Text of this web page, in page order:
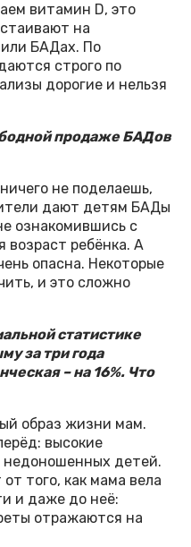
витамин D, это
на
БАДах. По
строго по
дорогие и нельзя
продаже БАДов
не поделаешь,
дают детям БАДы
ознакомившись с
возраст ребёнка. А
опасна. Некоторые
и это сложно
статистике
за три года
– на 16%. Что
образ жизни мам.
высокие
недоношенных детей.
того, как мама вела
и даже до неё:
отражаются на